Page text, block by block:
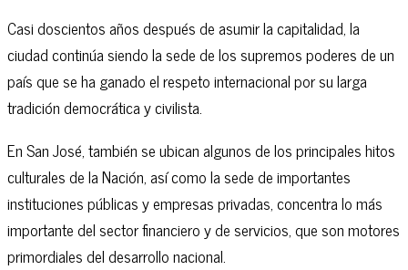
Casi doscientos años después de asumir la capitalidad, la
ciudad continúa siendo la sede de los supremos poderes de un
país que se ha ganado el respeto internacional por su larga
tradición democrática y civilista.
En San José, también se ubican algunos de los principales hitos
culturales de la Nación, así como la sede de importantes
instituciones públicas y empresas privadas, concentra lo más
importante del sector financiero y de servicios, que son motores
primordiales del desarrollo nacional.